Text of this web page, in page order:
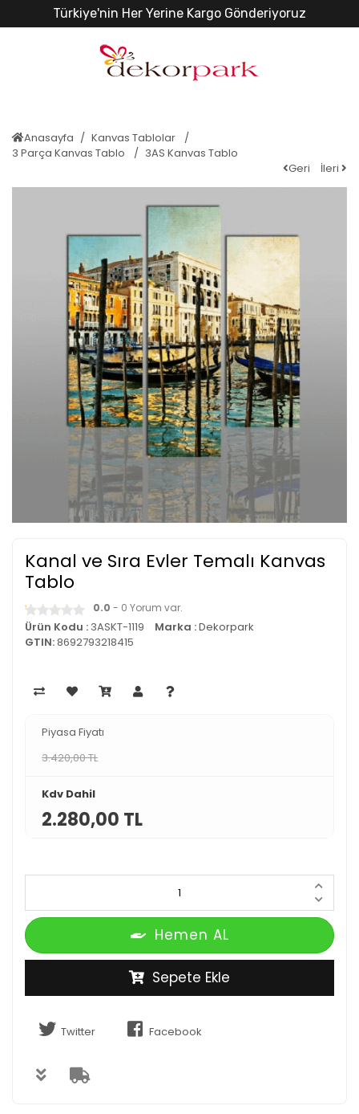
Türkiye'nin Her Yerine Kargo Gönderiyoruz
Anasayfa
Kanvas Tablolar
3 Parça Kanvas Tablo
3AS Kanvas Tablo
Geri
İleri
Kanal ve Sıra Evler Temalı Kanvas
Tablo
0.0 - 0 Yorum var.
Ürün Kodu : 3ASKT-1119 Marka :Dekorpark
GTIN:8692793218415
Piyasa Fiyatı
3.420,00 TL
Kdv Dahil
2.280,00 TL
Hemen AL
Sepete Ekle
Twitter Facebook